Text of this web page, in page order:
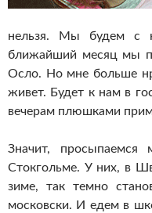
нельзя. Мы будем с
ближайший месяц мы
Осло. Но мне больше
живет. Будет к нам в
вечерам плюшками
Значит,
Стокгольме. У них, в
зиме, так темно
московски. И едем в